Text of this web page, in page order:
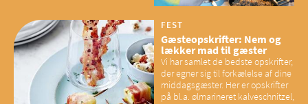
have konsekvenser for vores
sociale fællesskaber
FEST
Gæsteopskrifter: Nem og
lækker mad til gæster
Vi har samlet de bedste opskrifter,
der egner sig til forkælelse af dine
middagsgæster. Her er opskrifter
på bl.a. ølmarineret kalveschnitzel,